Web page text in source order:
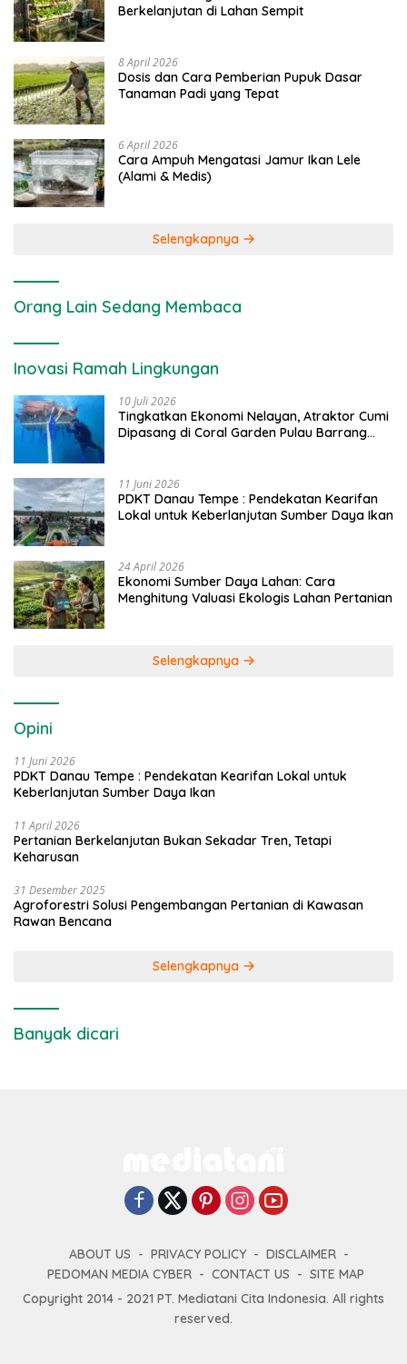
Berkelanjutan di Lahan Sempit
8 April 2026
Dosis dan Cara Pemberian Pupuk Dasar
Tanaman Padi yang Tepat
6 April 2026
Cara Ampuh Mengatasi Jamur Ikan Lele
(Alami & Medis)
Selengkapnya
Orang Lain Sedang Membaca
Inovasi Ramah Lingkungan
10 Juli 2026
Tingkatkan Ekonomi Nelayan, Atraktor Cumi
Dipasang di Coral Garden Pulau Barrang
11 Juni 2026
PDKT Danau Tempe : Pendekatan Kearifan
Lokal untuk Keberlanjutan Sumber Daya Ikan
24 April 2026
Ekonomi Sumber Daya Lahan: Cara
Menghitung Valuasi Ekologis Lahan Pertanian
Selengkapnya
Opini
11 Juni 2026
PDKT Danau Tempe : Pendekatan Kearifan Lokal untuk
Keberlanjutan Sumber Daya Ikan
11 April 2026
Pertanian Berkelanjutan Bukan Sekadar Tren, Tetapi
Keharusan
31 Desember 2025
Agroforestri Solusi Pengembangan Pertanian di Kawasan
Rawan Bencana
Selengkapnya
Banyak dicari
ABOUT US PRIVACY POLICY
DISCLAIMER
PEDOMAN MEDIA CYBER
CONTACT US
SITE MAP
Copyright 2014 - 2021 PT. Mediatani Cita Indonesia. All rights
reserved.